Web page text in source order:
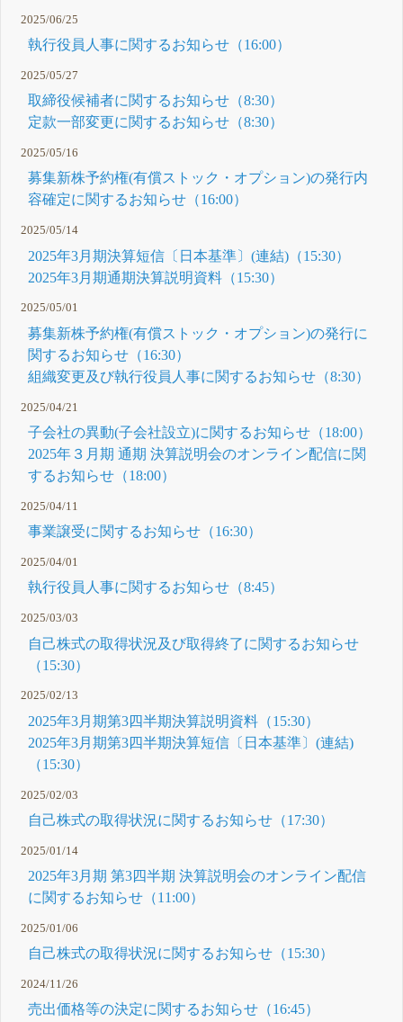
2025/06/25
執行役員人事に関するお知らせ（16:00）
2025/05/27
取締役候補者に関するお知らせ（8:30）
定款一部変更に関するお知らせ（8:30）
2025/05/16
募集新株予約権(有償ストック・オプション)の発行内
容確定に関するお知らせ（16:00）
2025/05/14
2025年3月期決算短信〔日本基準〕(連結)（15:30）
2025年3月期通期決算説明資料（15:30）
2025/05/01
募集新株予約権(有償ストック・オプション)の発行に
関するお知らせ（16:30）
組織変更及び執行役員人事に関するお知らせ（8:30）
2025/04/21
子会社の異動(子会社設立)に関するお知らせ（18:00）
2025年３月期 通期 決算説明会のオンライン配信に関
するお知らせ（18:00）
2025/04/11
事業譲受に関するお知らせ（16:30）
2025/04/01
執行役員人事に関するお知らせ（8:45）
2025/03/03
自己株式の取得状況及び取得終了に関するお知らせ
（15:30）
2025/02/13
2025年3月期第3四半期決算説明資料（15:30）
2025年3月期第3四半期決算短信〔日本基準〕(連結)
（15:30）
2025/02/03
自己株式の取得状況に関するお知らせ（17:30）
2025/01/14
2025年3月期 第3四半期 決算説明会のオンライン配信
に関するお知らせ（11:00）
2025/01/06
自己株式の取得状況に関するお知らせ（15:30）
2024/11/26
売出価格等の決定に関するお知らせ（16:45）